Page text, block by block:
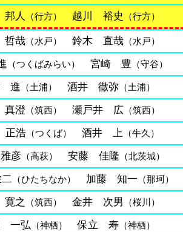
人 （行方） 越川 裕史 （行方）
哉 （水戸） 鈴木 直哉 （水戸）
（つくばみらい） 宮崎 豊 （守谷）
進 （土浦） 酒井 徹弥（土浦）
澄 （筑西） 瀬戸井 広 （筑西）
浩 （つくば） 酒井 上 （牛久）
彦（高萩） 安藤 佳隆 （北茨城）
（ひたちなか） 加藤 知一 （那珂）
之 （筑西） 金井 次男 （桜川）
一弘 （神栖） 保立 寿（神栖）